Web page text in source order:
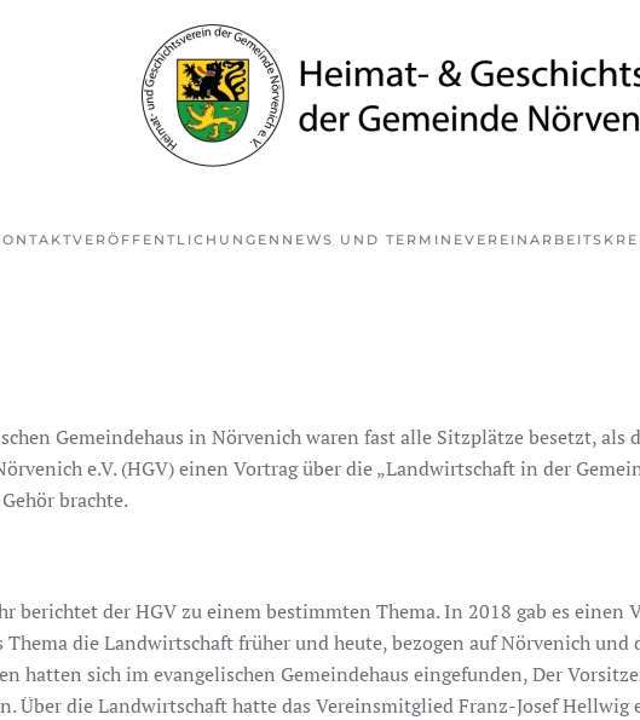
VERÖFFENTLICHUNGEN NEWS UND TERMINEVEREIN
Gemeindehaus in Nörvenich waren fast alle Sitzplätze besetzt, als
e.V. (HGV) einen Vortrag über die „Landwirtschaft in der
brachte.
berichtet der HGV zu einem bestimmten Thema. In 2018 gab es einen
Thema die Landwirtschaft früher und heute, bezogen auf Nörvenich und
hatten sich im evangelischen Gemeindehaus eingefunden, Der
Über die Landwirtschaft hatte das Vereinsmitglied Franz-Josef